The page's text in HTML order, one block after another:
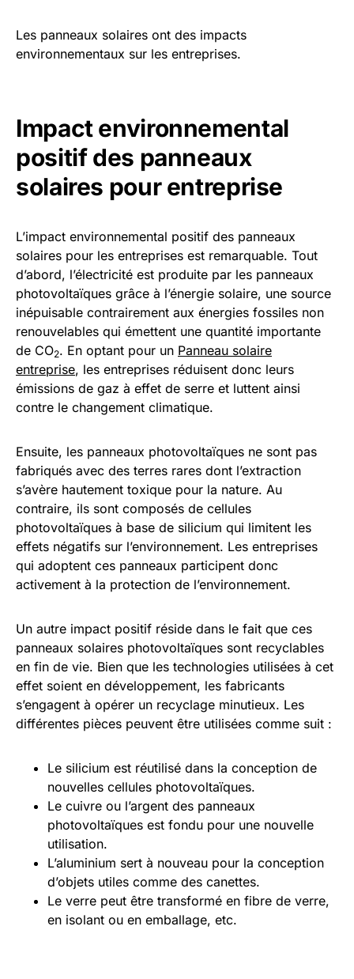
Les panneaux solaires ont des impacts
environnementaux sur les entreprises.
Impact environnemental
positif des panneaux
solaires pour entreprise
L’impact environnemental positif des panneaux
solaires pour les entreprises est remarquable. Tout
d’abord, l’électricité est produite par les panneaux
photovoltaïques grâce à l’énergie solaire, une source
inépuisable contrairement aux énergies fossiles non
renouvelables qui émettent une quantité importante
de CO2. En optant pour un Panneau solaire
entreprise, les entreprises réduisent donc leurs
émissions de gaz à effet de serre et luttent ainsi
contre le changement climatique.
Ensuite, les panneaux photovoltaïques ne sont pas
fabriqués avec des terres rares dont l’extraction
s’avère hautement toxique pour la nature. Au
contraire, ils sont composés de cellules
photovoltaïques à base de silicium qui limitent les
effets négatifs sur l’environnement. Les entreprises
qui adoptent ces panneaux participent donc
activement à la protection de l’environnement.
Un autre impact positif réside dans le fait que ces
panneaux solaires photovoltaïques sont recyclables
en fin de vie. Bien que les technologies utilisées à cet
effet soient en développement, les fabricants
s’engagent à opérer un recyclage minutieux. Les
différentes pièces peuvent être utilisées comme suit :
Le silicium est réutilisé dans la conception de
nouvelles cellules photovoltaïques.
Le cuivre ou l’argent des panneaux
photovoltaïques est fondu pour une nouvelle
utilisation.
L’aluminium sert à nouveau pour la conception
d’objets utiles comme des canettes.
Le verre peut être transformé en fibre de verre,
en isolant ou en emballage, etc.